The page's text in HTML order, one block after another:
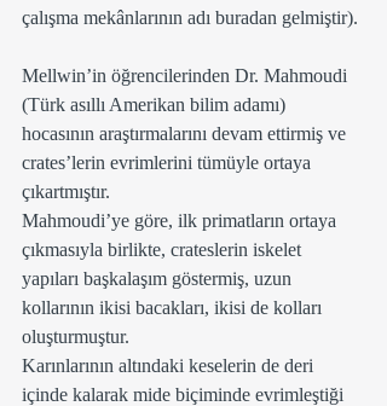
çalışma mekânlarının adı buradan gelmiştir).
Mellwin’in öğrencilerinden Dr. Mahmoudi
(Türk asıllı Amerikan bilim adamı)
hocasının araştırmalarını devam ettirmiş ve
crates’lerin evrimlerini tümüyle ortaya
çıkartmıştır.
Mahmoudi’ye göre, ilk primatların ortaya
çıkmasıyla birlikte, crateslerin iskelet
yapıları başkalaşım göstermiş, uzun
kollarının ikisi bacakları, ikisi de kolları
oluşturmuştur.
Karınlarının altındaki keselerin de deri
içinde kalarak mide biçiminde evrimleştiği